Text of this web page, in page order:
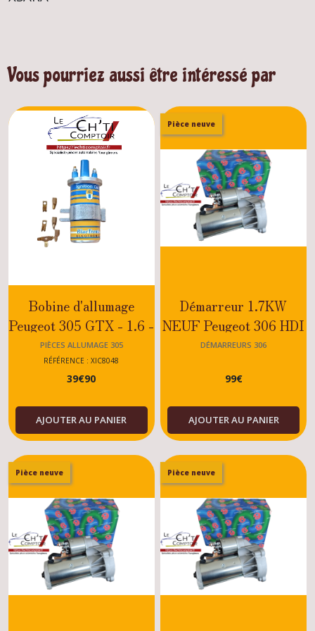
Vous pourriez aussi être intéressé par
Bobine d'allumage
Peugeot 305 GTX - 1.6 -
1.9 - 1.4 - 1.1 - 1.0 - WY
- XW - XV - XU
PIÈCES ALLUMAGE 305
RÉFÉRENCE : XIC8048
39€90
AJOUTER AU PANIER
Pièce neuve
Démarreur 1.7KW
NEUF Peugeot 306 HDI
- DTURBO - DT -
DÉMARREURS 306
99€
AJOUTER AU PANIER
Pièce neuve Pièce neuve